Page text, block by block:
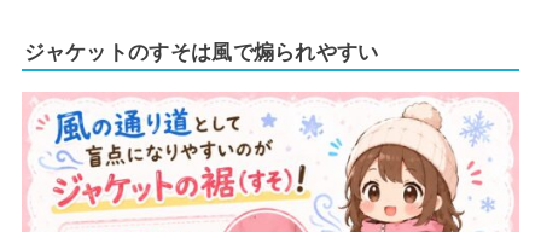
ジャケットのすそは風で煽られやすい